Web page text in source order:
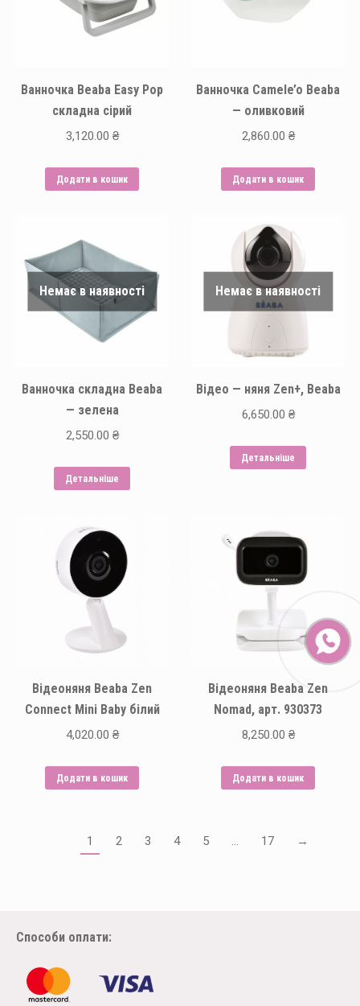
Ванночка Beaba Easy Pop
складна сірий
3,120.00 ₴
Додати в кошик
Ванночка Camele’o Beaba
— оливковий
2,860.00 ₴
Додати в кошик
Немає в наявності
Ванночка складна Beaba
— зелена
2,550.00 ₴
Детальніше
Немає в наявності
Відео — няня Zen+, Beaba
6,650.00 ₴
Детальніше
Відеоняня Beaba Zen
Connect Mini Baby білий
4,020.00 ₴
Додати в кошик
Відеоняня Beaba Zen
Nomad, арт. 930373
8,250.00 ₴
Додати в кошик
1 2 3 4 5 … 17 →
Способи оплати: